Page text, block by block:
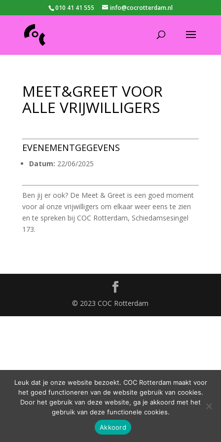
010 41 41 555 info@cocrotterdam.nl
MEET&GREET VOOR
ALLE VRIJWILLIGERS
EVENEMENTGEGEVENS
Datum: 22/06/2025
Ben jij er ook? De Meet & Greet is een goed moment
voor al onze vrijwilligers om elkaar weer eens te zien
en te spreken bij COC Rotterdam, Schiedamsesingel
173.
© 2023 COC Rotterdam
Leuk dat je onze website bezoekt. COC Rotterdam maakt voor
het goed functioneren van de website gebruik van cookies.
Door het gebruik van deze website, ga je akkoord met het
gebruik van deze functionele cookies.
Akkoord